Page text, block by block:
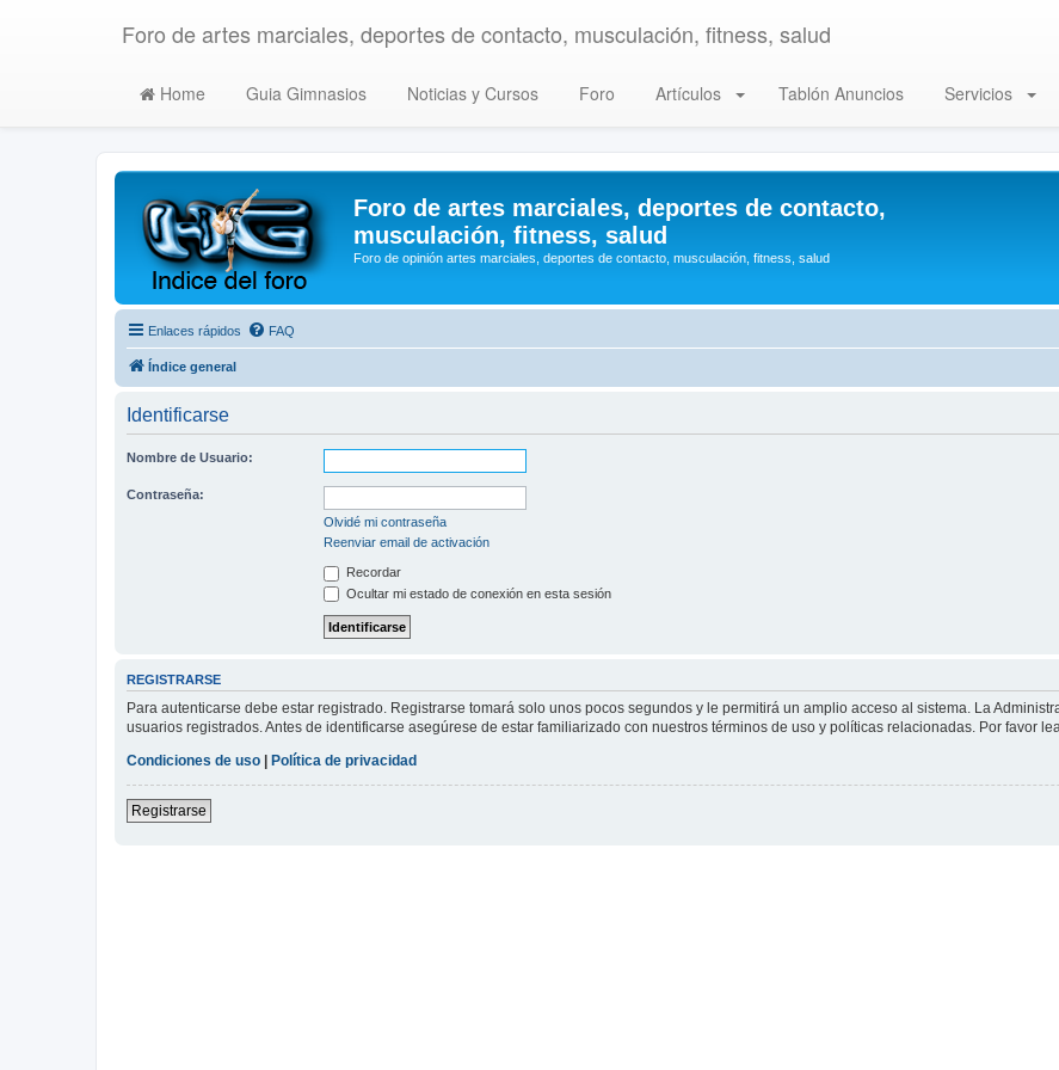
Foro de artes marciales, deportes de contacto, musculación, fitness, salud
Home Guia Gimnasios Noticias y Cursos Foro Artículos Tablón Anuncios Servicios
Foro de artes marciales, deportes de contacto,
musculación, fitness, salud
Foro de opinión artes marciales, deportes de contacto, musculación, fitness, salud
Enlaces rápidos FAQ
Índice general
Identificarse
Nombre de Usuario:
Contraseña:
Olvidé mi contraseña
Reenviar email de activación
Recordar
Ocultar mi estado de conexión en esta sesión
REGISTRARSE
Para autenticarse debe estar registrado. Registrarse tomará solo unos pocos segundos y le permitirá un amplio acceso al sistema. La
usuarios registrados. Antes de identificarse asegúrese de estar familiarizado con nuestros términos de uso y políticas relacionadas. Por favor
Condiciones de uso | Política de privacidad
Registrarse